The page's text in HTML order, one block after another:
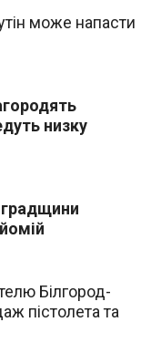
може напасти
низку
Білгород-
пістолета та